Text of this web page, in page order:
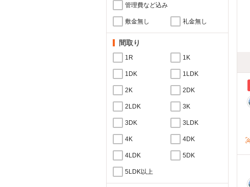
管理費など込み
敷金無し 礼金無し
間取り
1R 1K
1DK 1LDK
2K 2DK
2LDK 3K
3DK 3LDK
4K 4DK
4LDK 5DK
5LDK以上